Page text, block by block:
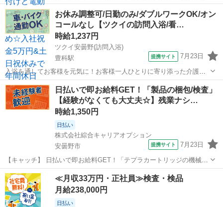
ール貼付けを行います。 ◎車用エアコンの組付け作業です。 ◎2〜3日
で習熟可能なシンプルな作業です。 ※ライン作業で1人1つの工程を担
当するため、集中して取り組...
長野 安曇野市 有明駅 工場
お休み調整可/日勤のみ/ダブルワークOK/オン
コールなし【ツクイの訪問入浴/看…
時給1,237円
ツクイ安曇野(訪問入浴)
豊科駅
提携サイト 7月23日
入浴を通してお客様を元気に！お客様一人ひとりに寄り添った介護サ
ービスを提供！お休みの希望は柔軟に対応します◎ ★☆ 働きやすいメ
リット多数 ★☆ ＼＼3名体制で安心／／ お客様一人ひとりに寄り添っ
た介護サービスを提供した...
長野 安曇野市 豊科駅 介護
日払いで即お給料GET！「製品の梱包/検査」
【経験がなくても大丈夫☆】残業ナシ…
時給1,350円
日払い
株式会社綜合キャリアオプション
安曇野市
提携サイト 7月23日
【キャッチ】 日払いで即お給料GET！「テプラカートリッジの機械
OP」【経験がなくても大丈夫☆】残業ナシでON/OFF切替☆高時給
1350円！ 【コメント】 ＼大手人材派遣会社で働きませんか♪／ 「新し
い職場は不安・・・...
長野 安曇野市 工場
≪月収33万円・正社員≫検査・検品
月給238,000円
日払い